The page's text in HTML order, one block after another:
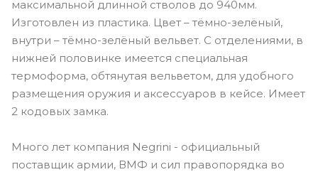
максимальной длинной стволов до 940мм.
Изготовлен из пластика. Цвет – тёмно-зелёный,
внутри – тёмно-зелёный вельвет. С отделениями, в
нижней половинке имеется специальная
термоформа, обтянутая вельветом, для удобного
размещения оружия и аксессуаров в кейсе. Имеет
2 кодовых замка.
Много лет компания Negrini - официальный
поставщик армии, ВМФ и сил правопорядка во